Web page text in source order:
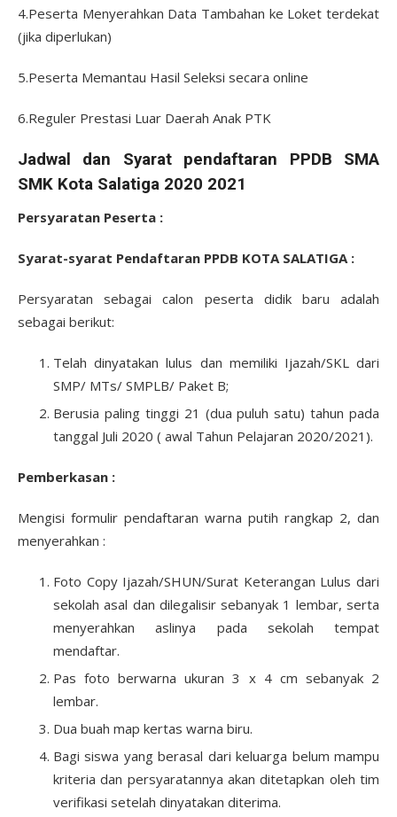
4.Peserta Menyerahkan Data Tambahan ke Loket terdekat
(jika diperlukan)
5.Peserta Memantau Hasil Seleksi secara online
6.Reguler Prestasi Luar Daerah Anak PTK
Jadwal dan Syarat pendaftaran PPDB SMA
SMK Kota Salatiga 2020 2021
Persyaratan Peserta :
Syarat-syarat Pendaftaran PPDB KOTA SALATIGA :
Persyaratan sebagai calon peserta didik baru adalah
sebagai berikut:
Telah dinyatakan lulus dan memiliki Ijazah/SKL dari
SMP/ MTs/ SMPLB/ Paket B;
Berusia paling tinggi 21 (dua puluh satu) tahun pada
tanggal Juli 2020 ( awal Tahun Pelajaran 2020/2021).
Pemberkasan :
Mengisi formulir pendaftaran warna putih rangkap 2, dan
menyerahkan :
Foto Copy Ijazah/SHUN/Surat Keterangan Lulus dari
sekolah asal dan dilegalisir sebanyak 1 lembar, serta
menyerahkan aslinya pada sekolah tempat
mendaftar.
Pas foto berwarna ukuran 3 x 4 cm sebanyak 2
lembar.
Dua buah map kertas warna biru.
Bagi siswa yang berasal dari keluarga belum mampu
kriteria dan persyaratannya akan ditetapkan oleh tim
verifikasi setelah dinyatakan diterima.